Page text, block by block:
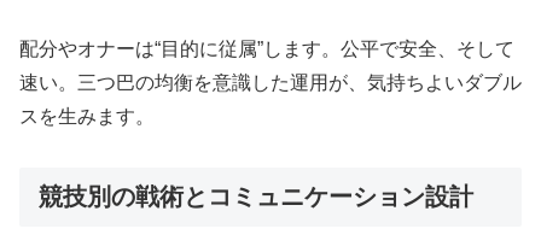
配分やオナーは“目的に従属”します。公平で安全、そして
速い。三つ巴の均衡を意識した運用が、気持ちよいダブル
スを生みます。
競技別の戦術とコミュニケーション設計